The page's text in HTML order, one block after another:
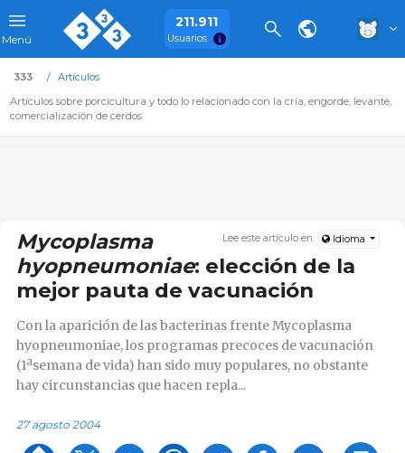
Menú
211.911
Usuarios
333
Artículos
Artículos sobre porcicultura y todo lo relacionado con la cría, engorde, levante,
comercialización de cerdos
Lee este artículo en: Idioma
Mycoplasma
hyopneumoniae: elección de la
mejor pauta de vacunación
Con la aparición de las bacterinas frente Mycoplasma
hyopneumoniae, los programas precoces de vacunación
(1ªsemana de vida) han sido muy populares, no obstante
hay circunstancias que hacen repla...
27 agosto 2004